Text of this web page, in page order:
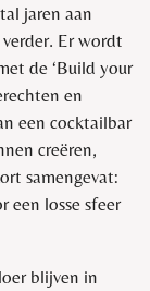
jaren aan
Er wordt
de ‘Build your
en
een cocktailbar
creëren,
samengevat:
een losse sfeer
blijven in